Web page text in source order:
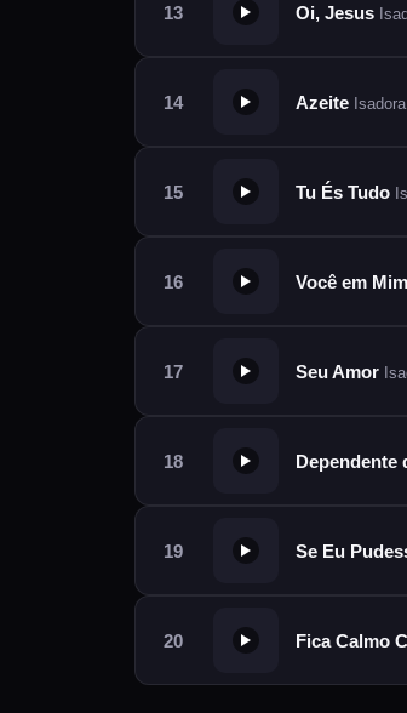
Oi, Jesus
AzeiteIsadora
Tu És Tudo
Você em Mim
Seu Amor
Dependente
Se Eu
Fica Calmo